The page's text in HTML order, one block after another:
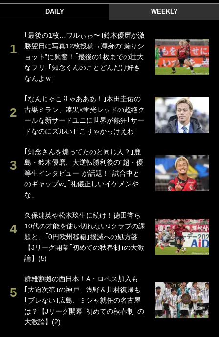
DAILY WEEKLY
｢最後の1枚…ワルぃゎ〜｣鈴木優磨が激
勝翌日に写真12枚投稿→渾身の“煽りシ
ョット”に興奮！｢最後の1枚までの壮大
なフリ｣｢知念くんのことどんだけ好き
なんよｗ｣
｢なんじゃこりゃあああ！｣本田圭佑の
古巣ミラン、漆黒×蛍光レッドの超絶ク
ールな新サードユニに世界が熱狂｢サー
ドなのにズルい｣｢こりゃかっけえわ｣
｢知念さんを煽ってたのと同じ人？｣鹿
島・鈴木優磨、大逆転勝利後の“超・優
等生インタビュー”が話題！｢試合中と
のギャップw｣｢礼儀正しいイケメンや
な」
久保建英や松木玖生に続け！徳田誉ら
10代の才能を使い切れないJクラブの課
題と、｢0円欧州移籍｣撲滅への処方箋
【Jリーグ開幕｢初めての秋春制｣の大激
論】(5)
群雄割拠の西日本！A・ロペス加入も
｢大迫次第｣の神戸、浅野＆川村復帰も
｢ブレない｣広島、ミシャ就任の名古屋
は？【Jリーグ開幕｢初めての秋春制｣の
大激論】(2)